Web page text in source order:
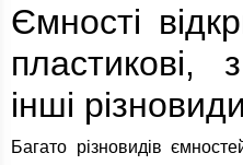
Ємності
інші різновиди
Багато різновидів